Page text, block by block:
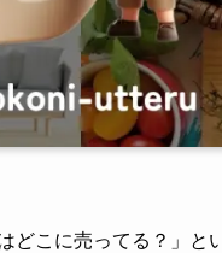
どこに売ってる？」と